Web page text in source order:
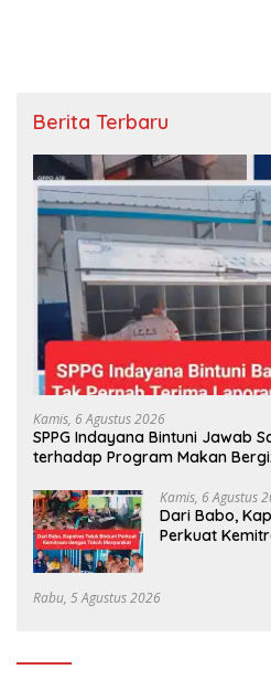
Berita Terbaru
Kamis, 6 Agustus 2026
SPPG Indayana Bintuni Jawab
terhadap Program Makan
Kamis, 6 Agustus
Dari Babo,
Perkuat
Rabu, 5 Agustus 2026